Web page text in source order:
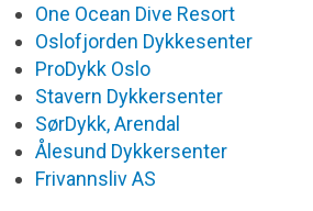
One Ocean Dive Resort
Oslofjorden Dykkesenter
ProDykk Oslo
Stavern Dykkersenter
SørDykk, Arendal
Ålesund Dykkersenter
Frivannsliv AS